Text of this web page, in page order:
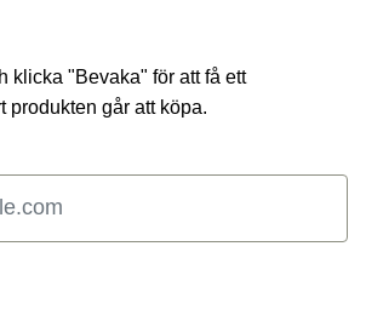
klicka "Bevaka" för att få ett
produkten går att köpa.